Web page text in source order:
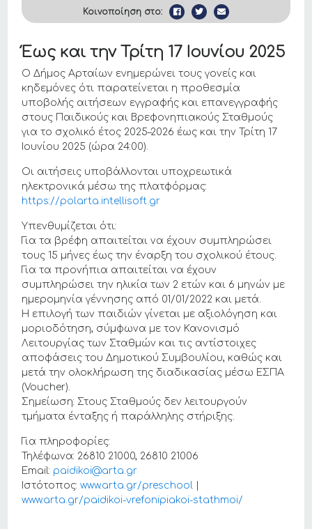
Κοινοποίηση στο:
Έως και την Τρίτη 17 Ιουνίου 2025
Ο Δήμος Αρταίων ενημερώνει τους γονείς και
κηδεμόνες ότι παρατείνεται η προθεσμία
υποβολής αιτήσεων εγγραφής και επανεγγραφής
στους Παιδικούς και Βρεφονηπιακούς Σταθμούς
για το σχολικό έτος 2025–2026 έως και την Τρίτη 17
Ιουνίου 2025 (ώρα 24:00).
Οι αιτήσεις υποβάλλονται υποχρεωτικά
ηλεκτρονικά μέσω της πλατφόρμας:
https://polarta.intellisoft.gr
Υπενθυμίζεται ότι:
Για τα βρέφη απαιτείται να έχουν συμπληρώσει
τους 15 μήνες έως την έναρξη του σχολικού έτους.
Για τα προνήπια απαιτείται να έχουν
συμπληρώσει την ηλικία των 2 ετών και 6 μηνών με
ημερομηνία γέννησης από 01/01/2022 και μετά.
Η επιλογή των παιδιών γίνεται με αξιολόγηση και
μοριοδότηση, σύμφωνα με τον Κανονισμό
Λειτουργίας των Σταθμών και τις αντίστοιχες
αποφάσεις του Δημοτικού Συμβουλίου, καθώς και
μετά την ολοκλήρωση της διαδικασίας μέσω ΕΣΠΑ
(Voucher).
Σημείωση: Στους Σταθμούς δεν λειτουργούν
τμήματα ένταξης ή παράλληλης στήριξης.
Για πληροφορίες:
Τηλέφωνα: 26810 21000, 26810 21006
Email: paidikoi@arta.gr
Ιστότοπος:www.arta.gr/preschool
www.arta.gr/paidikoi-vrefonipiakoi-stathmoi/